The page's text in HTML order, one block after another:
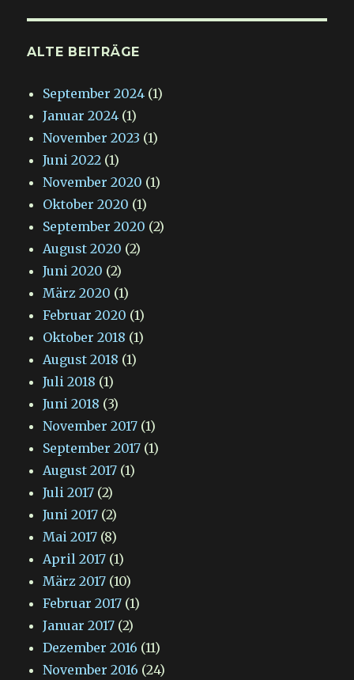
ALTE BEITRÄGE
September 2024 (1)
Januar 2024 (1)
November 2023 (1)
Juni 2022 (1)
November 2020 (1)
Oktober 2020 (1)
September 2020 (2)
August 2020 (2)
Juni 2020 (2)
März 2020 (1)
Februar 2020 (1)
Oktober 2018 (1)
August 2018 (1)
Juli 2018 (1)
Juni 2018 (3)
November 2017 (1)
September 2017 (1)
August 2017 (1)
Juli 2017 (2)
Juni 2017 (2)
Mai 2017 (8)
April 2017 (1)
März 2017 (10)
Februar 2017 (1)
Januar 2017 (2)
Dezember 2016 (11)
November 2016 (24)